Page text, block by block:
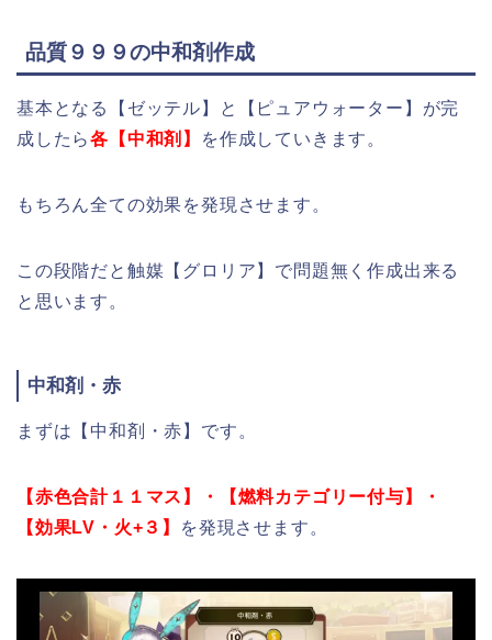
品質９９９の中和剤作成
基本となる【ゼッテル】と【ピュアウォーター】が完
成したら各【中和剤】 を作成していきます。
もちろん全ての効果を発現させます。
この段階だと触媒【グロリア】で問題無く作成出来る
と思います。
中和剤・赤
まずは【中和剤・赤】です。
【赤色合計１１マス】・【燃料カテゴリー付与】・
【効果LV・火+３】
を発現させます。